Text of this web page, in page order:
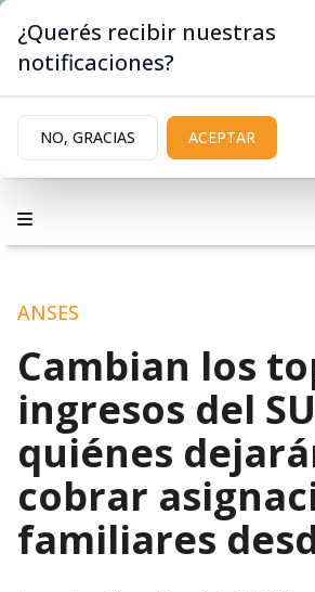
ANSES
Cambian los
ingresos del
quiénes
cobrar
familiares
¿Querés recibir nuestras
notificaciones?
NO, GRACIAS ACEPTAR